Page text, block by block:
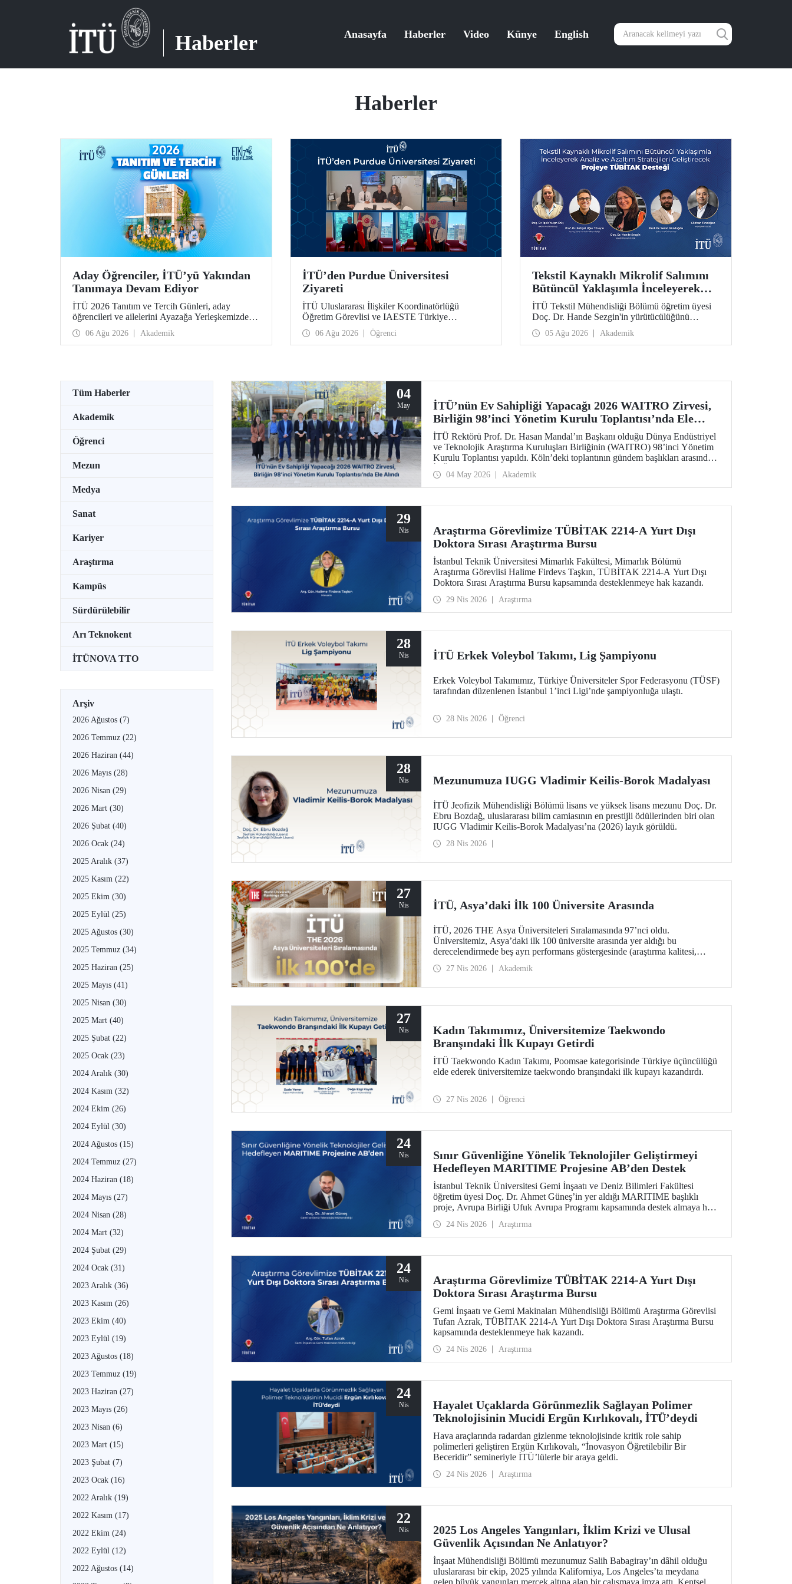
Haberler Anasayfa Haberler Video Künye English
Haberler
Aday Öğrenciler, İTÜ’yü Yakından
Tanımaya Devam Ediyor
İTÜ 2026 Tanıtım ve Tercih Günleri, aday
öğrencileri ve ailelerini Ayazağa Yerleşkemizde
ağırlamaya devam ediyor. Tanıtım ve Tercih
Günleri 7 Ağustos’ta tamamlanacak, ilgili fakülte
ve birimler adaylara bilgi vermeye devam edecek.
06 Ağu 2026 Akademik
İTÜ’den Purdue Üniversitesi
Ziyareti
İTÜ Uluslararası İlişkiler Koordinatörlüğü
Öğretim Görevlisi ve IAESTE Türkiye
Sorumlusu Cahit Okan, akademik ilişkileri ve iş
birliğini geliştirmek amacıyla 20-27 Temmuz
tarihlerinde ABD’de dünyanın önde gelen
06 Ağu 2026 Öğrenci
Tekstil Kaynaklı Mikrolif Salımını
Bütüncül Yaklaşımla İnceleyerek
Analiz ve Azaltım Stratejileri
Geliştirecek Projeye TÜBİTAK
Desteği
İTÜ Tekstil Mühendisliği Bölümü öğretim üyesi
Doç. Dr. Hande Sezgin'in yürütücülüğünü
üstlendiği “Sürdürülebilir Pamuk ve Polyester
Esaslı Tekstil Ürünlerinde Kullanım Koşullarına
Bağlı Mikrolif Salımı: Aşınma, UV Maruziyeti ve
proje, TÜBİTAK 2515 – COST Aksiyon Üyeleri
desteklenmeye hak kazandı.
05 Ağu 2026 Akademik
Tüm Haberler
Akademik
Öğrenci
Mezun
Medya
Sanat
Kariyer
Araştırma
Kampüs
Sürdürülebilir
Arı Teknokent
İTÜNOVA TTO
Arşiv
2026 Ağustos (7)
2026 Temmuz (22)
2026 Haziran (44)
2026 Mayıs (28)
2026 Nisan (29)
2026 Mart (30)
2026 Şubat (40)
2026 Ocak (24)
2025 Aralık (37)
2025 Kasım (22)
2025 Ekim (30)
2025 Eylül (25)
2025 Ağustos (30)
2025 Temmuz (34)
2025 Haziran (25)
2025 Mayıs (41)
2025 Nisan (30)
2025 Mart (40)
2025 Şubat (22)
2025 Ocak (23)
2024 Aralık (30)
2024 Kasım (32)
2024 Ekim (26)
2024 Eylül (30)
2024 Ağustos (15)
2024 Temmuz (27)
2024 Haziran (18)
2024 Mayıs (27)
2024 Nisan (28)
2024 Mart (32)
2024 Şubat (29)
2024 Ocak (31)
2023 Aralık (36)
2023 Kasım (26)
2023 Ekim (40)
2023 Eylül (19)
2023 Ağustos (18)
2023 Temmuz (19)
2023 Haziran (27)
2023 Mayıs (26)
2023 Nisan (6)
2023 Mart (15)
2023 Şubat (7)
2023 Ocak (16)
2022 Aralık (19)
2022 Kasım (17)
2022 Ekim (24)
2022 Eylül (12)
2022 Ağustos (14)
04
May
İTÜ’nün Ev Sahipliği Yapacağı 2026 WAITRO Zirvesi,
Birliğin 98’inci Yönetim Kurulu Toplantısı’nda Ele
Alındı
İTÜ Rektörü Prof. Dr. Hasan Mandal’ın Başkanı olduğu Dünya Endüstriyel
ve Teknolojik Araştırma Kuruluşları Birliğinin (WAITRO) 98’inci Yönetim
Kurulu Toplantısı yapıldı. Köln’deki toplantının gündem başlıkları arasında
04 May 2026 Akademik
29
Nis
Araştırma Görevlimize TÜBİTAK 2214-A Yurt Dışı
Doktora Sırası Araştırma Bursu
İstanbul Teknik Üniversitesi Mimarlık Fakültesi, Mimarlık Bölümü
Araştırma Görevlisi Halime Firdevs Taşkın, TÜBİTAK 2214-A Yurt Dışı
Doktora Sırası Araştırma Bursu kapsamında desteklenmeye hak kazandı.
29 Nis 2026 Araştırma
28
Nis İTÜ Erkek Voleybol Takımı, Lig Şampiyonu
Erkek Voleybol Takımımız, Türkiye Üniversiteler Spor Federasyonu (TÜSF)
tarafından düzenlenen İstanbul 1’inci Ligi’nde şampiyonluğa ulaştı.
28 Nis 2026 Öğrenci
28
Nis Mezunumuza IUGG Vladimir Keilis-Borok Madalyası
İTÜ Jeofizik Mühendisliği Bölümü lisans ve yüksek lisans mezunu Doç. Dr.
Ebru Bozdağ, uluslararası bilim camiasının en prestijli ödüllerinden biri olan
IUGG Vladimir Keilis-Borok Madalyası’na (2026) layık görüldü.
28 Nis 2026
27
Nis İTÜ, Asya’daki İlk 100 Üniversite Arasında
İTÜ, 2026 THE Asya Üniversiteleri Sıralamasında 97’nci oldu.
Üniversitemiz, Asya’daki ilk 100 üniversite arasında yer aldığı bu
derecelendirmede beş ayrı performans göstergesinde (araştırma kalitesi,
27 Nis 2026 Akademik
27
Nis
Kadın Takımımız, Üniversitemize Taekwondo
Branşındaki İlk Kupayı Getirdi
İTÜ Taekwondo Kadın Takımı, Poomsae kategorisinde Türkiye üçüncülüğü
elde ederek üniversitemize taekwondo branşındaki ilk kupayı kazandırdı.
27 Nis 2026 Öğrenci
24
Nis
Sınır Güvenliğine Yönelik Teknolojiler Geliştirmeyi
Hedefleyen MARITIME Projesine AB’den Destek
İstanbul Teknik Üniversitesi Gemi İnşaatı ve Deniz Bilimleri Fakültesi
öğretim üyesi Doç. Dr. Ahmet Güneş’in yer aldığı MARITIME başlıklı
proje, Avrupa Birliği Ufuk Avrupa Programı kapsamında destek almaya hak
24 Nis 2026 Araştırma
24
Nis
Araştırma Görevlimize TÜBİTAK 2214-A Yurt Dışı
Doktora Sırası Araştırma Bursu
Gemi İnşaatı ve Gemi Makinaları Mühendisliği Bölümü Araştırma Görevlisi
Tufan Azrak, TÜBİTAK 2214-A Yurt Dışı Doktora Sırası Araştırma Bursu
kapsamında desteklenmeye hak kazandı.
24 Nis 2026 Araştırma
24
Nis
Hayalet Uçaklarda Görünmezlik Sağlayan Polimer
Teknolojisinin Mucidi Ergün Kırlıkovalı, İTÜ’deydi
Hava araçlarında radardan gizlenme teknolojisinde kritik role sahip
polimerleri geliştiren Ergün Kırlıkovalı, “İnovasyon Öğretilebilir Bir
Beceridir” semineriyle İTÜ’lülerle bir araya geldi.
24 Nis 2026 Araştırma
22
Nis
2025 Los Angeles Yangınları, İklim Krizi ve Ulusal
Güvenlik Açısından Ne Anlatıyor?
İnşaat Mühendisliği Bölümü mezunumuz Salih Babagiray’ın dâhil olduğu
uluslararası bir ekip, 2025 yılında Kaliforniya, Los Angeles’ta meydana
gelen büyük yangınları mercek altına alan bir çalışmaya imza attı. Kentsel